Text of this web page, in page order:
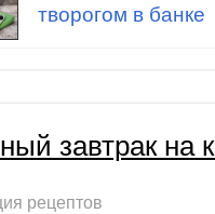
творогом в банке
завтрак на
рецептов